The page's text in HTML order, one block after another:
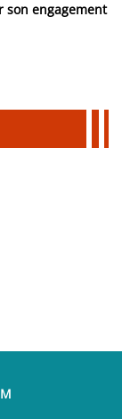
son engagement